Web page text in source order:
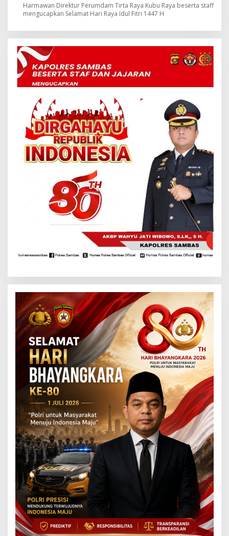
Harmawan Direktur Perumdam Tirta Raya Kubu Raya beserta staff
mengucapkan Selamat Hari Raya Idul Fitri 1447 H